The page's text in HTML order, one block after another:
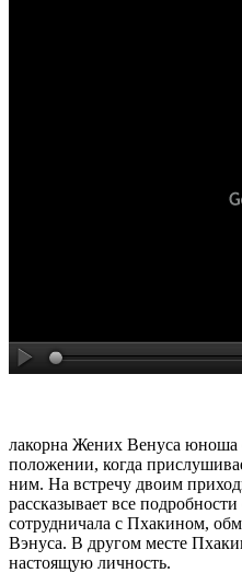
лакорна Жених Венуса юноша
положении, когда
ним. На встречу двоим
рассказывает все
сотрудничала с Пхакином,
Вэнуса. В другом месте
настоящую личность.